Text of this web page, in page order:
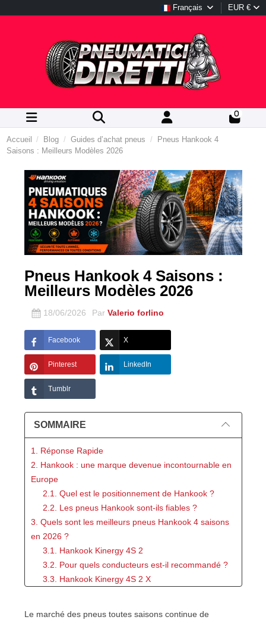
Français EUR €
0
Accueil Blog Guides d’achat pneus
Pneus Hankook 4
Saisons : Meilleurs Modèles 2026
Pneus Hankook 4 Saisons :
Meilleurs Modèles 2026
18/06/2026 Par Valerio forlino
Facebook X
Pinterest LinkedIn
Tumblr
SOMMAIRE
1. Réponse Rapide
2. Hankook : une marque devenue incontournable en
Europe
2.1. Quel est le positionnement de Hankook ?
2.2. Les pneus Hankook sont-ils fiables ?
3. Quels sont les meilleurs pneus Hankook 4 saisons
en 2026 ?
3.1. Hankook Kinergy 4S 2
3.2. Pour quels conducteurs est-il recommandé ?
3.3. Hankook Kinergy 4S 2 X
Le marché des pneus toutes saisons continue de